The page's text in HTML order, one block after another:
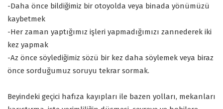
-Daha önce bildiğimiz bir otoyolda veya binada yönümüzü
kaybetmek
-Her zaman yaptığımız işleri yapmadığımızı zannederek iki
kez yapmak
-Az önce söylediğimiz sözü bir kez daha söylemek veya biraz
önce sorduğumuz soruyu tekrar sormak.
Beyindeki geçici hafıza kayıpları ile bazen yolları, mekanları